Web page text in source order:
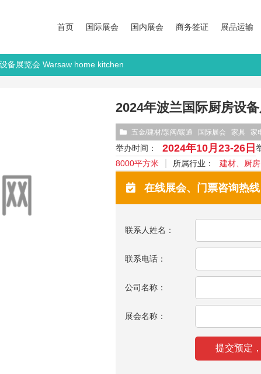
首页 国际展会 国内展会 商务签证 展品运输
备展览会 Warsaw home kitchen
2024年波兰国际厨房设
五金/建材/泵阀/暖通 国际展会 家具 家
举办时间： 2024年10月23-26日
8000平方米
所属行业： 建材、厨
在线展会、门票咨询热
联系人姓名：
联系电话：
公司名称：
展会名称：